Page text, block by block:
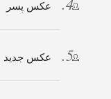
عکس پسر
عکس جدید